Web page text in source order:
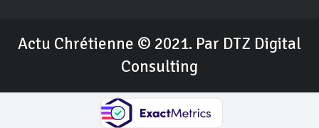
Actu Chrétienne © 2021. Par DTZ Digital
Consulting